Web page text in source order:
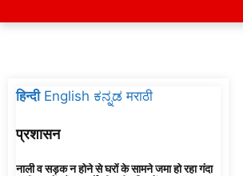
हिन्दी English ಕನ್ನಡ मराठी
प्रशासन
नाली व सड़क न होने से घरों के सामने जमा हो रहा गंदा